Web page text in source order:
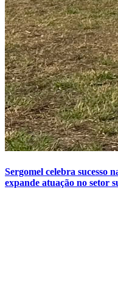
Sergomel celebra sucesso
expande atuação no setor